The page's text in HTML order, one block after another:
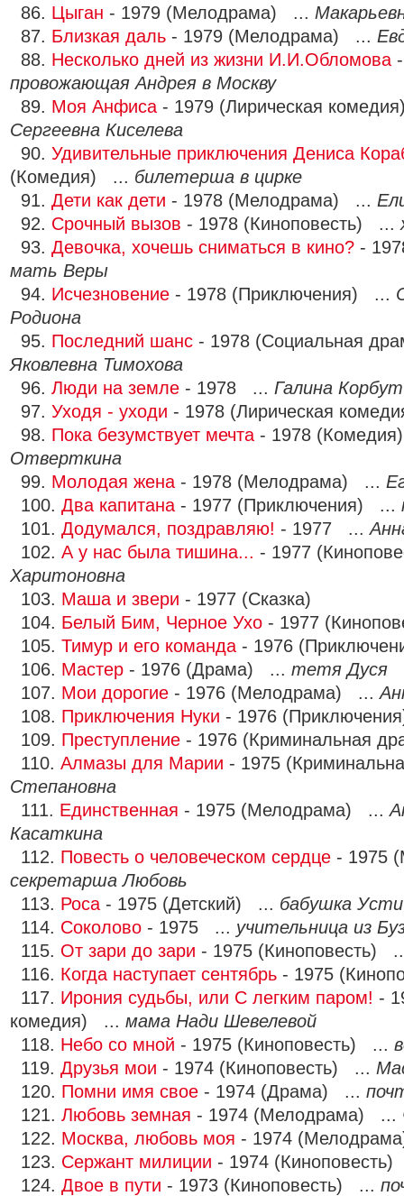
86. Цыган - 1979 (Мелодрама) ...
87. Близкая даль - 1979 (Мелодрама) ...
88. Несколько дней из жизни И.И.Обломова
провожающая Андрея в Москву
89. Моя Анфиса - 1979 (Лирическая
Сергеевна Киселева
90. Удивительные приключения Дениса
(Комедия) ... билетерша в цирке
91. Дети как дети - 1978 (Мелодрама) ...
92. Срочный вызов - 1978 (Киноповесть) ...
93. Девочка, хочешь сниматься в кино? -
мать Веры
94. Исчезновение - 1978 (Приключения) ...
Родиона
95. Последний шанс - 1978 (Социальная
Яковлевна Тимохова
96. Люди на земле - 1978 ... Галина Корбут
97. Уходя - уходи - 1978 (Лирическая
98. Пока безумствует мечта - 1978
Отверткина
99. Молодая жена - 1978 (Мелодрама) ...
100. Два капитана - 1977 (Приключения) ...
101. Додумался, поздравляю! - 1977 ...
102. А у нас была тишина... - 1977
Харитоновна
103. Маша и звери - 1977 (Сказка)
104. Белый Бим, Черное Ухо - 1977
105. Тимур и его команда - 1976
106. Мастер - 1976 (Драма) ... тетя Дуся
107. Мои дорогие - 1976 (Мелодрама) ...
108. Приключения Нуки - 1976
109. Преступление - 1976 (Криминальная
110. Алмазы для Марии - 1975
Степановна
111. Единственная - 1975 (Мелодрама) ...
Касаткина
112. Повесть о человеческом сердце - 1975
секретарша Любовь
113. Роса - 1975 (Детский) ... бабушка Усти
114. Соколово - 1975 ... учительница из
115. От зари до зари - 1975 (Киноповесть)
116. Когда наступает сентябрь - 1975
117. Ирония судьбы, или С легким паром! -
комедия) ... мама Нади Шевелевой
118. Небо со мной - 1975 (Киноповесть) ...
119. Друзья мои - 1974 (Киноповесть) ...
120. Помни имя свое - 1974 (Драма) ...
121. Любовь земная - 1974 (Мелодрама) ...
122. Москва, любовь моя - 1974
123. Сержант милиции - 1974
124. Двое в пути - 1973 (Киноповесть) ...